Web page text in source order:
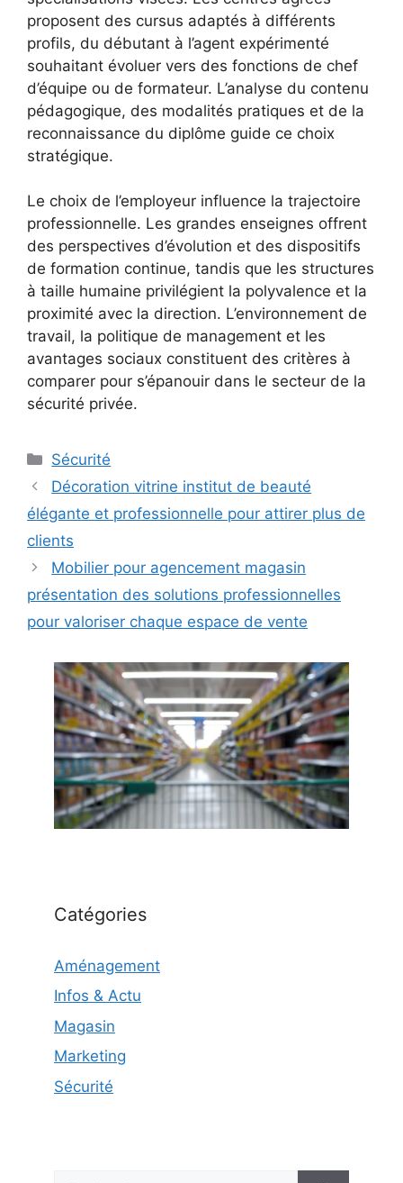
proposent des cursus adaptés à différents
profils, du débutant à l’agent expérimenté
souhaitant évoluer vers des fonctions de chef
d’équipe ou de formateur. L’analyse du contenu
pédagogique, des modalités pratiques et de la
reconnaissance du diplôme guide ce choix
stratégique.
Le choix de l’employeur influence la trajectoire
professionnelle. Les grandes enseignes offrent
des perspectives d’évolution et des dispositifs
de formation continue, tandis que les structures
à taille humaine privilégient la polyvalence et la
proximité avec la direction. L’environnement de
travail, la politique de management et les
avantages sociaux constituent des critères à
comparer pour s’épanouir dans le secteur de la
sécurité privée.
Catégories
Sécurité
Décoration vitrine institut de beauté
élégante et professionnelle pour attirer plus de
clients
Mobilier pour agencement magasin
présentation des solutions professionnelles
pour valoriser chaque espace de vente
Catégories
Aménagement
Infos & Actu
Magasin
Marketing
Sécurité